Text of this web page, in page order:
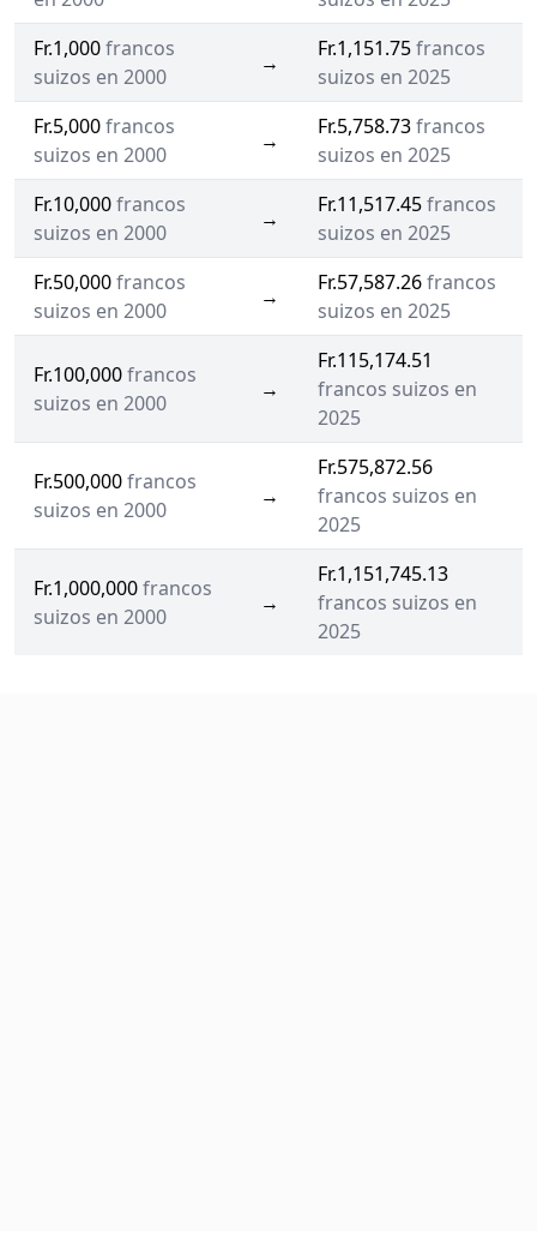
Fr.1,000francos
suizos en 2000
→
Fr.1,151.75francos
suizos en 2025
Fr.5,000francos
suizos en 2000
→
Fr.5,758.73francos
suizos en 2025
Fr.10,000francos
suizos en 2000
→
Fr.11,517.45francos
suizos en 2025
Fr.50,000francos
suizos en 2000
→
Fr.57,587.26francos
suizos en 2025
Fr.100,000francos
suizos en 2000
→
Fr.115,174.51
francos suizos en
2025
Fr.500,000francos
suizos en 2000
→
Fr.575,872.56
francos suizos en
2025
Fr.1,000,000francos
suizos en 2000
→
Fr.1,151,745.13
francos suizos en
2025